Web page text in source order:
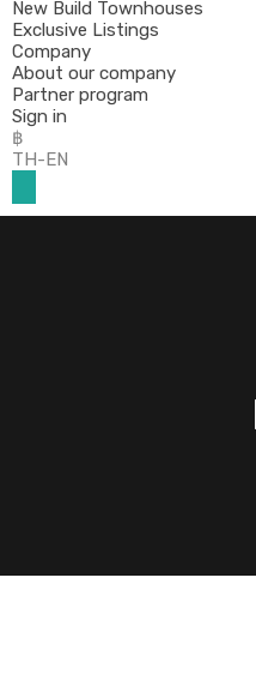
New Build Townhouses
Exclusive Listings
Company
About our company
Partner program
Sign in
฿
TH-EN